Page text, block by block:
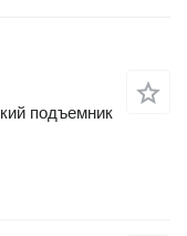
подъемник